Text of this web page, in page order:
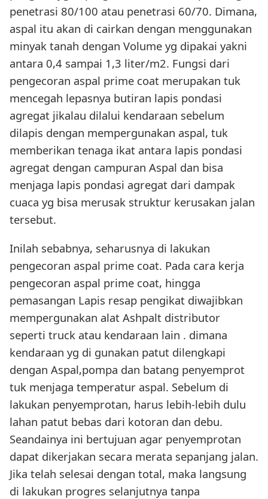
penetrasi 80/100 atau penetrasi 60/70. Dimana,
aspal itu akan di cairkan dengan menggunakan
minyak tanah dengan Volume yg dipakai yakni
antara 0,4 sampai 1,3 liter/m2. Fungsi dari
pengecoran aspal prime coat merupakan tuk
mencegah lepasnya butiran lapis pondasi
agregat jikalau dilalui kendaraan sebelum
dilapis dengan mempergunakan aspal, tuk
memberikan tenaga ikat antara lapis pondasi
agregat dengan campuran Aspal dan bisa
menjaga lapis pondasi agregat dari dampak
cuaca yg bisa merusak struktur kerusakan jalan
tersebut.
Inilah sebabnya, seharusnya di lakukan
pengecoran aspal prime coat. Pada cara kerja
pengecoran aspal prime coat, hingga
pemasangan Lapis resap pengikat diwajibkan
mempergunakan alat Ashpalt distributor
seperti truck atau kendaraan lain . dimana
kendaraan yg di gunakan patut dilengkapi
dengan Aspal,pompa dan batang penyemprot
tuk menjaga temperatur aspal. Sebelum di
lakukan penyemprotan, harus lebih-lebih dulu
lahan patut bebas dari kotoran dan debu.
Seandainya ini bertujuan agar penyemprotan
dapat dikerjakan secara merata sepanjang jalan.
Jika telah selesai dengan total, maka langsung
di lakukan progres selanjutnya tanpa